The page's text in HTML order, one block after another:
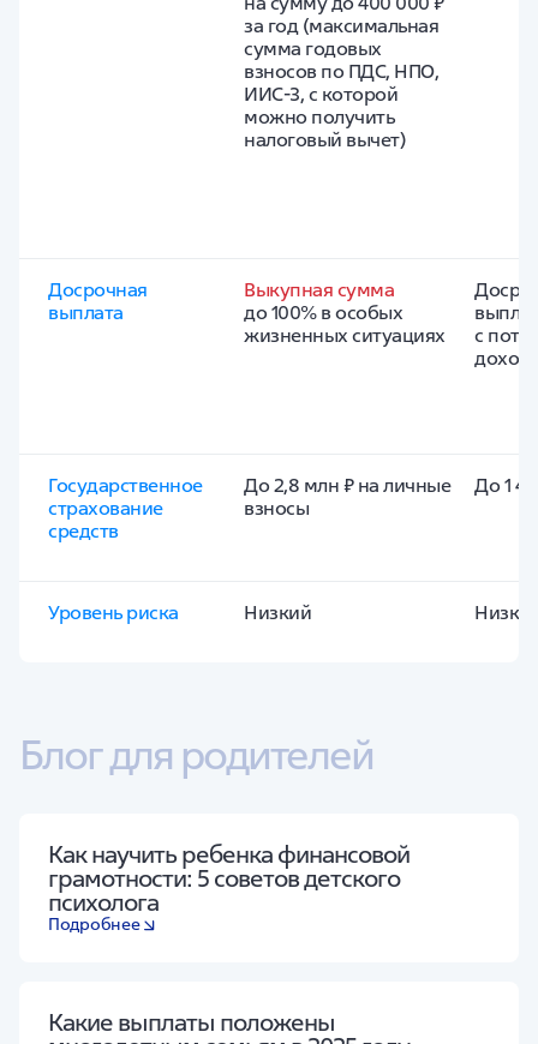
за год (максимальная
сумма годовых
взносов по ПДС, НПО,
ИИС-3, с которой
можно получить
налоговый вычет)
Досрочная
выплата
Выкупная сумма
до 100% в особых
жизненных ситуациях
с
Государственное
страхование
средств
До 2,8 млн ₽ на личные
взносы
До 1
Уровень риска Низкий
Блог для родителей
Как научить ребенка финансовой
грамотности: 5 советов детского
психолога
Подробнее
Какие выплаты положены